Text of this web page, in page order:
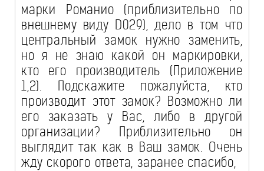
марки Романио (приблизительно по
внешнему виду D029), дело в том что
центральный замок нужно заменить,
но я не знаю какой он маркировки,
кто его производитель (Приложение
1,2). Подскажите пожалуйста, кто
производит этот замок? Возможно ли
его заказать у Вас, либо в другой
организации? Приблизительно он
выглядит так как в Ваш замок. Очень
жду скорого ответа, заранее спасибо,